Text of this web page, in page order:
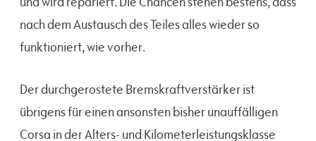
nach dem Austausch des Teiles alles wieder so
funktioniert, wie vorher.
Der durchgerostete Bremskraftverstärker ist
übrigens für einen ansonsten bisher unauffälligen
Corsa in der Alters- und Kilometerleistungsklasse